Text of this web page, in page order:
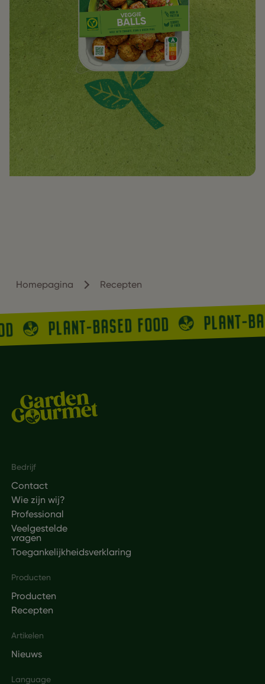
Homepagina Recepten
PLANT-BASED FOOD PLANT-
Footer
Bedrijf
Contact
Wie zijn wij?
Professional
Veelgestelde
vragen
Toegankelijkheidsverklaring
Producten
Producten
Recepten
Artikelen
Nieuws
Language